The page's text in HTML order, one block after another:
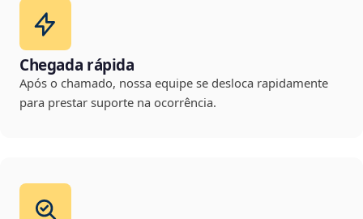
Chegada rápida
Após o chamado, nossa equipe se desloca rapidamente
para prestar suporte na ocorrência.